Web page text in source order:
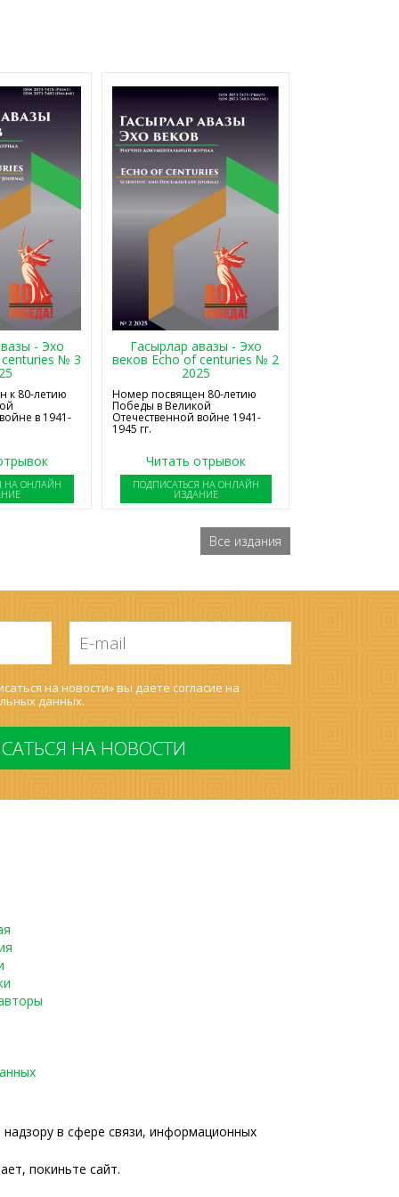
- Эхо
№ 3
к 80-летию
в 1941-
НА ОНЛАЙН
Гасырлар авазы - Эхо
веков Echo of centuries № 2
2025
Номер посвящен 80-летию
Победы в Великой
Отечественной войне 1941-
1945 гг.
Читать отрывок
ПОДПИСАТЬСЯ НА ОНЛАЙН
ИЗДАНИЕ
Все издания
mail
*
на новости» вы даете согласие на
данных.
в сфере связи, информационных
покиньте сайт.